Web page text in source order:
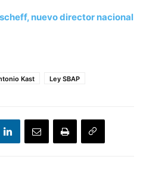
nuevo director nacional
Kast Ley SBAP